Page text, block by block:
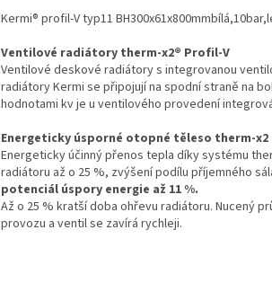
Kermi® profil-V typ11
Ventilové radiátory therm-x2® Profil-V
Ventilové deskové radiátory s integrovanou
radiátory Kermi se připojují na spodní straně na
hodnotami kv je u ventilového provedení
Energeticky úsporné otopné těleso therm-x2
Energeticky účinný přenos tepla díky systému
radiátoru až o 25 %, zvýšení podílu příjemného
potenciál úspory energie až 11 %.
Až o 25 % kratší doba ohřevu radiátoru. Nucený
provozu a ventil se zavírá rychleji.